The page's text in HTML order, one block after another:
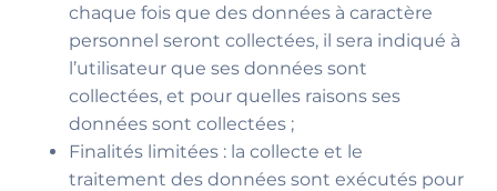
chaque fois que des données à caractère
personnel seront collectées, il sera indiqué à
l’utilisateur que ses données sont
collectées, et pour quelles raisons ses
données sont collectées ;
Finalités limitées : la collecte et le
traitement des données sont exécutés pour